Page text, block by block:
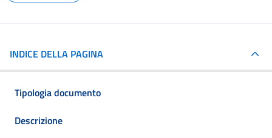
INDICE DELLA PAGINA
Tipologia documento
Descrizione